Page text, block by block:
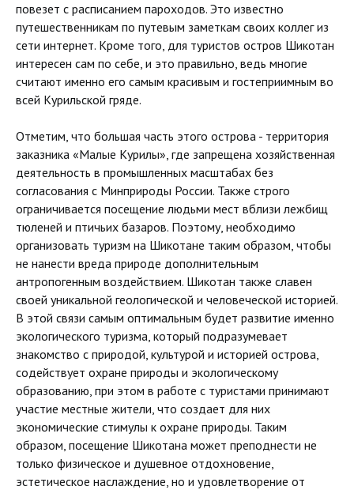
повезет с расписанием пароходов. Это известно
путешественникам по путевым заметкам своих коллег из
сети интернет. Кроме того, для туристов остров Шикотан
интересен сам по себе, и это правильно, ведь многие
считают именно его самым красивым и гостеприимным во
всей Курильской гряде.
Отметим, что большая часть этого острова - территория
заказника «Малые Курилы», где запрещена хозяйственная
деятельность в промышленных масштабах без
согласования с Минприроды России. Также строго
ограничивается посещение людьми мест вблизи лежбищ
тюленей и птичьих базаров. Поэтому, необходимо
организовать туризм на Шикотане таким образом, чтобы
не нанести вреда природе дополнительным
антропогенным воздействием. Шикотан также славен
своей уникальной геологической и человеческой историей.
В этой связи самым оптимальным будет развитие именно
экологического туризма, который подразумевает
знакомство с природой, культурой и историей острова,
содействует охране природы и экологическому
образованию, при этом в работе с туристами принимают
участие местные жители, что создает для них
экономические стимулы к охране природы. Таким
образом, посещение Шикотана может преподнести не
только физическое и душевное отдохновение,
эстетическое наслаждение, но и удовлетворение от